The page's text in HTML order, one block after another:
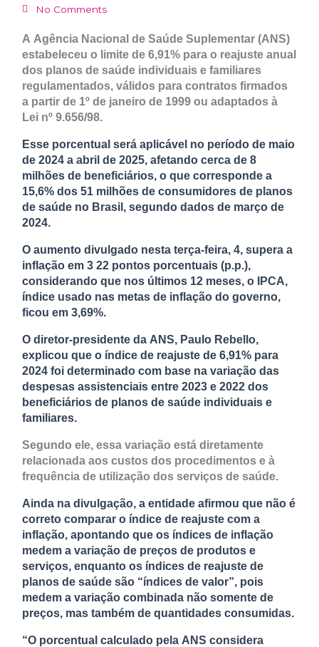
No Comments
A Agência Nacional de Saúde Suplementar (ANS)
estabeleceu o limite de 6,91% para o reajuste anual
dos planos de saúde individuais e familiares
regulamentados, válidos para contratos firmados
a partir de 1º de janeiro de 1999 ou adaptados à
Lei nº 9.656/98.
Esse porcentual será aplicável no período de maio
de 2024 a abril de 2025, afetando cerca de 8
milhões de beneficiários, o que corresponde a
15,6% dos 51 milhões de consumidores de planos
de saúde no Brasil, segundo dados de março de
2024.
O aumento divulgado nesta terça-feira, 4, supera a
inflação em 3 22 pontos porcentuais (p.p.),
considerando que nos últimos 12 meses, o IPCA,
índice usado nas metas de inflação do governo,
ficou em 3,69%.
O diretor-presidente da ANS, Paulo Rebello,
explicou que o índice de reajuste de 6,91% para
2024 foi determinado com base na variação das
despesas assistenciais entre 2023 e 2022 dos
beneficiários de planos de saúde individuais e
familiares.
Segundo ele, essa variação está diretamente
relacionada aos custos dos procedimentos e à
frequência de utilização dos serviços de saúde.
Ainda na divulgação, a entidade afirmou que não é
correto comparar o índice de reajuste com a
inflação, apontando que os índices de inflação
medem a variação de preços de produtos e
serviços, enquanto os índices de reajuste de
planos de saúde são “índices de valor”, pois
medem a variação combinada não somente de
preços, mas também de quantidades consumidas.
“O porcentual calculado pela ANS considera